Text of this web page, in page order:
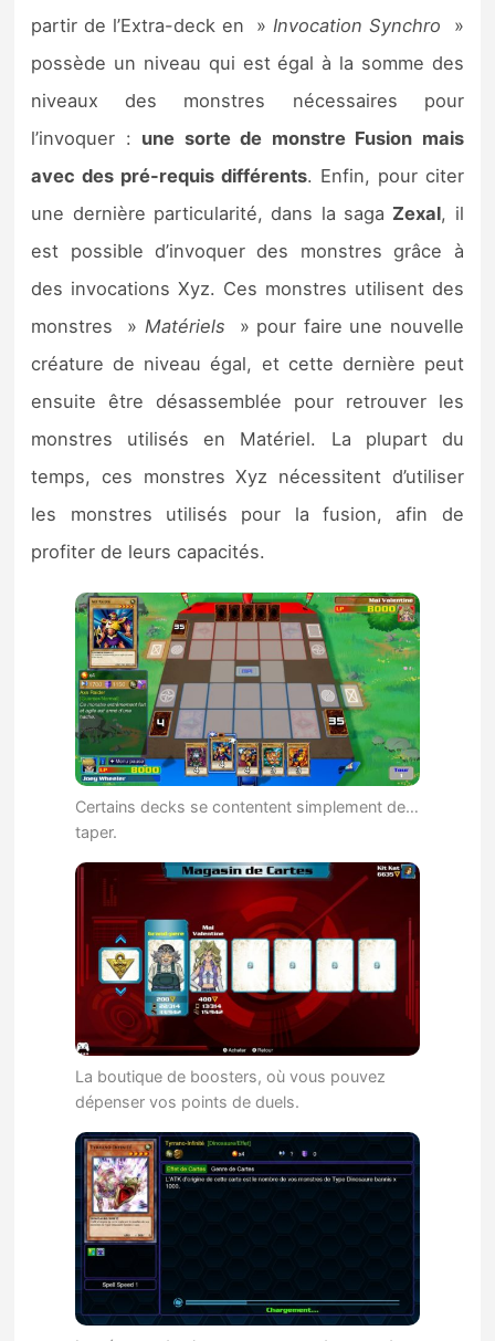
partir de l’Extra-deck en » Invocation Synchro »
possède un niveau qui est égal à la somme des
niveaux des monstres nécessaires pour
l’invoquer : une sorte de monstre Fusion mais
avec des pré-requis différents. Enfin, pour citer
une dernière particularité, dans la saga Zexal, il
est possible d’invoquer des monstres grâce à
des invocations Xyz. Ces monstres utilisent des
monstres » Matériels » pour faire une nouvelle
créature de niveau égal, et cette dernière peut
ensuite être désassemblée pour retrouver les
monstres utilisés en Matériel. La plupart du
temps, ces monstres Xyz nécessitent d’utiliser
les monstres utilisés pour la fusion, afin de
profiter de leurs capacités.
Certains decks se contentent simplement de…
taper.
La boutique de boosters, où vous pouvez
dépenser vos points de duels.